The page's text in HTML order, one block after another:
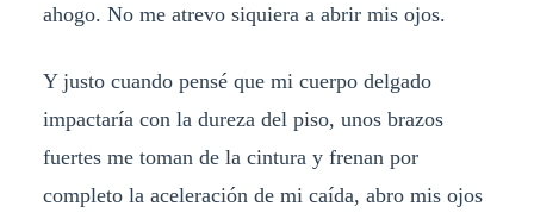
ahogo. No me atrevo siquiera a abrir mis ojos.
Y justo cuando pensé que mi cuerpo delgado
impactaría con la dureza del piso, unos brazos
fuertes me toman de la cintura y frenan por
completo la aceleración de mi caída, abro mis ojos